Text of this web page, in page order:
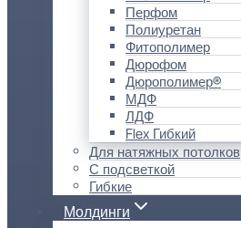
Перфом
Полиуретан
Фитополимер
Дюрофом
Дюрополимер®
МДФ
ЛДФ
Flex Гибкий
Для натяжных потолков
С подсветкой
Гибкие
Молдинги